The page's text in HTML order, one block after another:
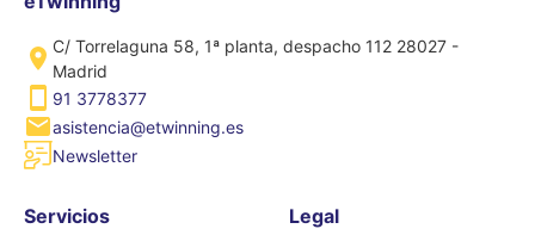
C/ Torrelaguna 58, 1ª planta, despacho 112 28027 -
Madrid
91 3778377
asistencia@etwinning.es
Newsletter
Servicios Legal